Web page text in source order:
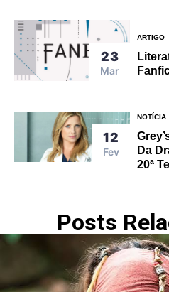
23
Mar
ARTIGO
12
Fev
NOTÍCIA
Da
20ª
Posts